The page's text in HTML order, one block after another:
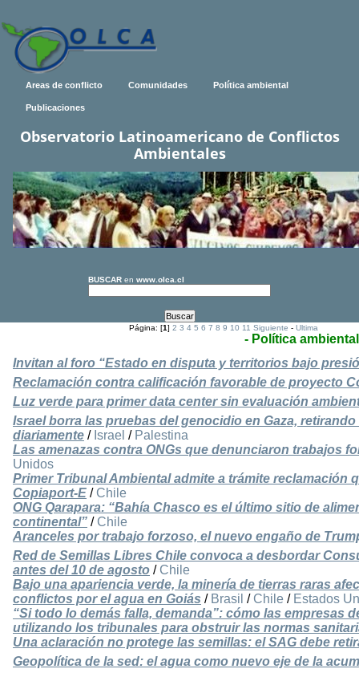
Areas de conflicto Comunidades Política ambiental
Publicaciones
Observatorio Latinoamericano de Conflictos
Ambientales
BUSCAR en www.olca.cl
Página: [1]2 3 4 5 6 7 8 9 10 11 Siguiente -Ultima
- Política ambiental
Invitan al foro “Estado en disputa y territorios bajo
Reclamación contra calificación favorable de proyecto
Luz verde para primer data center sin evaluación
Israel borra las pruebas del genocidio en Gaza,
diariamente / Israel / Palestina
Las amenazas contra ONGs que denunciaron trabajos
Unidos
Primer Tribunal Ambiental admite a trámite reclamación
Copiaport-E / Chile
ONG Qarapara: “Bahía Chasco es el último sitio de
continental” / Chile
Aranceles por trabajo forzoso, el nuevo engaño de
Red de Semillas Libres Chile convoca a desbordar
antes del 10 de agosto / Chile
Bajo una apariencia verde, la minería de tierras raras
conflictos por el agua en Goiás / Brasil / Chile / Estados
“Si todo lo demás falla, demanda”: cómo las empresas
utilizando los tribunales para obstruir las normas
Una aclaración no protege las semillas: el SAG debe
Geopolítica de la sed: el agua como nuevo eje de la